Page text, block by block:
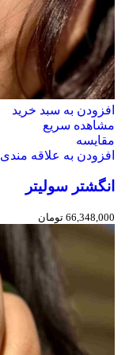
افزودن به سبد خرید
مشاهده سریع
مقایسه
افزودن به علاقه مندی
انگشتر سولیتر
66,348,000 تومان